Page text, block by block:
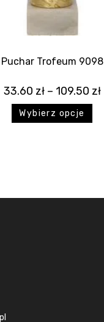
Puchar Trofeum 9098
33.60 zł – 109.50 zł
Wybierz opcje